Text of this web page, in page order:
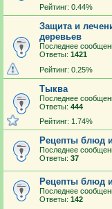
Рейтинг: 0.44%
Защита и
деревьев
Последнее
Ответы: 1421
Рейтинг: 0.25%
Тыква
Последнее
Ответы: 444
Рейтинг: 1.74%
Рецепты блюд
Последнее
Ответы: 37
Рецепты блюд
Последнее
Ответы: 142